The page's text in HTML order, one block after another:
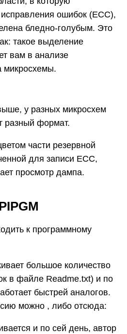
ошибок (ECC),
бледно-голубым. Это
такое выделение
вам в анализе
микросхемы.
у разных микросхем
разный формат.
части резервной
для записи ECC,
просмотр дампа.
к программному
большое количество
в файле Readme.txt) и по
быстрей аналогов.
можно , либо отсюда:
и по сей день, автор